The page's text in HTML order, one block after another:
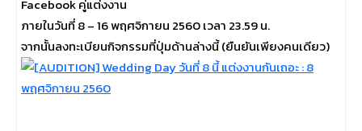
Facebook คู่แต่งงาน
ภายในวันที่ 8 – 16 พฤศจิกายน 2560 เวลา 23.59 น.
จากนั้นลงทะเบียนกิจกรรมที่ปุ่มด้านล่างนี้ (ยืนยันเพียงคนเดียว)